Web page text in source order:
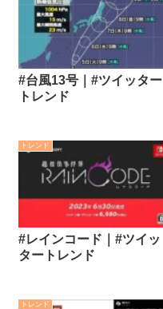
#台風13号｜#ツイッター
トレンド
トレンド
#レインコード｜#ツイッ
タートレンド
トレンド